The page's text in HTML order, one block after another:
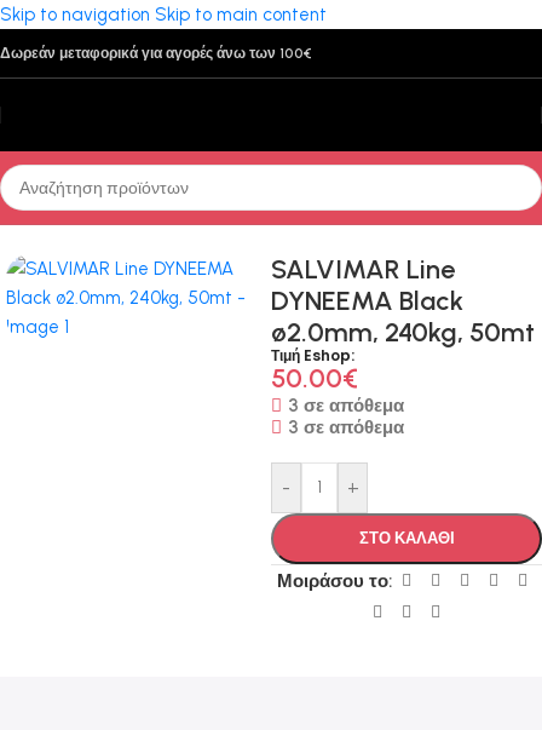
Skip to navigation Skip to main content
Δωρεάν μεταφορικά για αγορές άνω των 100€
Αρχική σελίδα/Υποβρύχιο Ψάρεμα - Κατάδυση/Παρελκόμενα
SALVIMAR Line
DYNEEMA Black
ø2.0mm, 240kg, 50mt
Τιμή Eshop:
50.00€
3 σε απόθεμα
3 σε απόθεμα
- +
ΣΤΟ ΚΑΛΑΘΙ
Μοιράσου το: